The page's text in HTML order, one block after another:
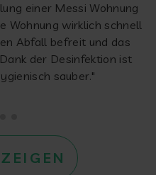
einer Messi Wohnung
Wohnung wirklich schnell
Abfall befreit und das
der Desinfektion ist
sauber."